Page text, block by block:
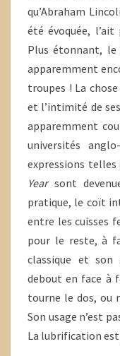
qu’Abraham
été évoquée,
Plus étonnant, le
apparemment
troupes ! La
et l’intimité de
apparemment
universités
expressions telles
Yearsont
pratique, le coït
entre les cuisses
pour le reste, à
classique et
debout en face à
tourne le dos, ou
Son usage n’est
La lubrification